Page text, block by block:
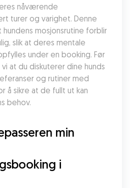
nåværende
turer og varighet. Denne
mosjonsrutine forblir
slik at deres mentale
under en booking. Før
at du diskuterer dine hunds
og rutiner med
å sikre at de fullt ut kan
behov.
min
i